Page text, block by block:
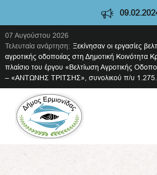
09.02.2024 -
07 Αυγούστου 2026
Τελευταία ανάρτηση: Ξεκίνησαν οι εργασίες
αγροτικής οδοποιίας στη Δημοτική Κοινότητα
πλαίσιο του έργου «Βελτίωση Αγροτικής
– «ΑΝΤΩΝΗΣ ΤΡΙΤΣΗΣ», συνολικού π/υ